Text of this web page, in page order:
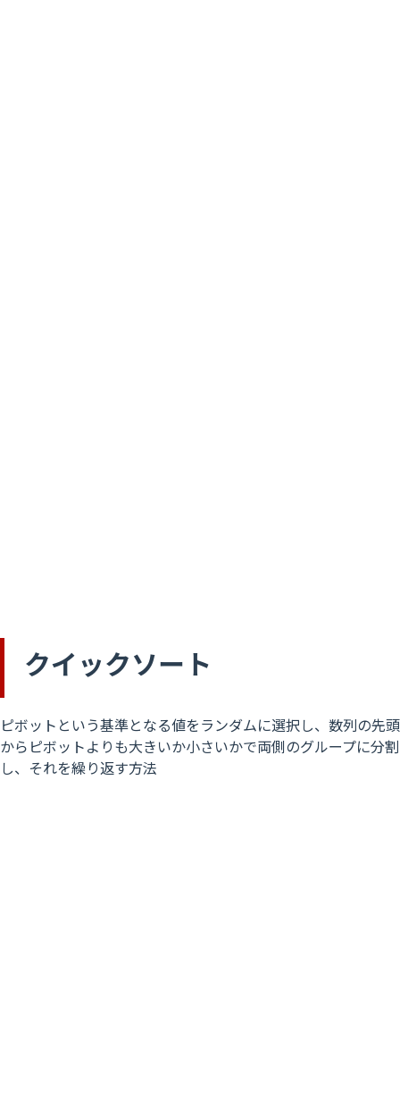
クイックソート
ピボットという基準となる値をランダムに選択し、数列の先頭
からピボットよりも大きいか小さいかで両側のグループに分割
し、それを繰り返す方法